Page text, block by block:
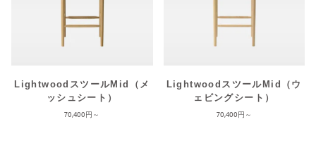
LightwoodスツールMid（メ
ッシュシート）
70,400
LightwoodスツールMid（ウ
ェビングシート）
70,400